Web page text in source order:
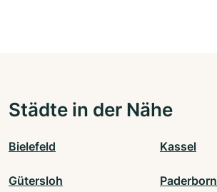
Städte in der Nähe
Bielefeld Kassel
Gütersloh Paderborn